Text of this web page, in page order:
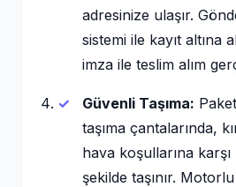
adresinize ulaşır.
sistemi ile kayıt altına
imza ile teslim alım
Güvenli Taşıma:
taşıma çantalarında,
hava koşullarına karşı
şekilde taşınır.